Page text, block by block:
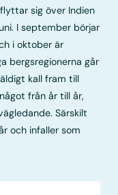
sig över Indien
I september börjar
i oktober är
bergsregionerna går
kall fram till
från år till år,
Särskilt
och infaller som